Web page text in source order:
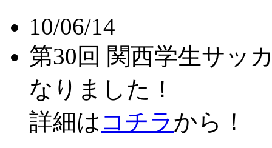
10/06/14
第30回 関西学生サッ
なりました！
詳細は コチラから！